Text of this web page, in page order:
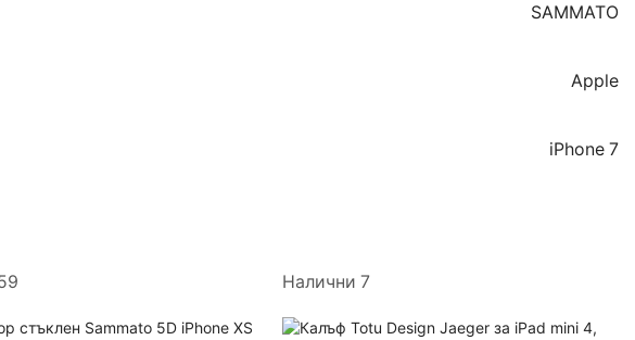
SAMMATO
Apple
iPhone 7
Налични 7